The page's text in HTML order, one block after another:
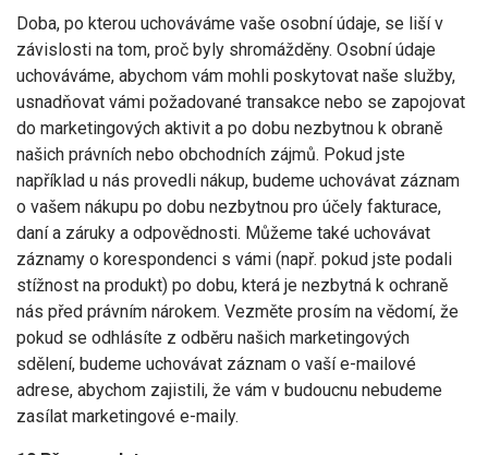
Doba, po kterou uchováváme vaše osobní údaje, se liší v
závislosti na tom, proč byly shromážděny. Osobní údaje
uchováváme, abychom vám mohli poskytovat naše služby,
usnadňovat vámi požadované transakce nebo se zapojovat
do marketingových aktivit a po dobu nezbytnou k obraně
našich právních nebo obchodních zájmů. Pokud jste
například u nás provedli nákup, budeme uchovávat záznam
o vašem nákupu po dobu nezbytnou pro účely fakturace,
daní a záruky a odpovědnosti. Můžeme také uchovávat
záznamy o korespondenci s vámi (např. pokud jste podali
stížnost na produkt) po dobu, která je nezbytná k ochraně
nás před právním nárokem. Vezměte prosím na vědomí, že
pokud se odhlásíte z odběru našich marketingových
sdělení, budeme uchovávat záznam o vaší e-mailové
adrese, abychom zajistili, že vám v budoucnu nebudeme
zasílat marketingové e-maily.